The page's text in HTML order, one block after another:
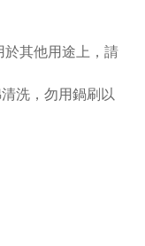
其他用途上，請
洗，勿用鍋刷以